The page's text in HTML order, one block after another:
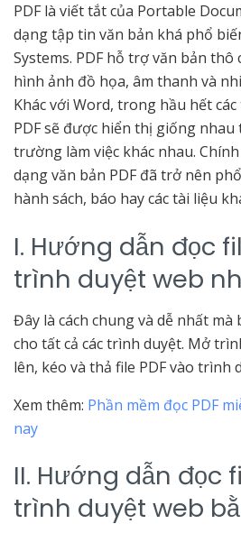
PDF là viết tắt của Portable
dạng tập tin văn bản khá phổ
Systems. PDF hỗ trợ văn bản
hình ảnh đồ họa, âm thanh và
Khác với Word, trong hầu hết
PDF sẽ được hiển thị giống
trường làm việc khác nhau.
dạng văn bản PDF đã trở nên
hành sách, báo hay các tài liệu
I. Hướng dẫn đọc
trình duyệt web
Đây là cách chung và dễ nhất mà
cho tất cả các trình duyệt. Mở
lên, kéo và thả file PDF vào trình
Xem thêm: Phần mềm đọc PDF
nay
II. Hướng dẫn đọc
trình duyệt web